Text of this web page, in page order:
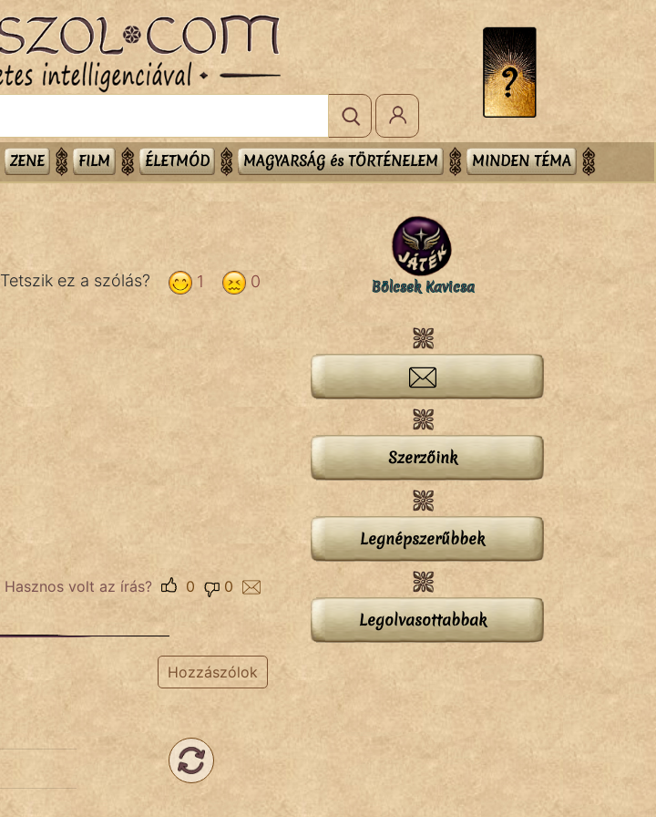
ZENE FILM ÉLETMÓD MAGYARSÁG és TÖRTÉNELEM MINDEN TÉMA
0
1
Tetszik ez a szólás?
Hasznos volt az írás? 0
0
Hozzászólok
Bölcsek Kavicsa
Szerzőink
Legnépszerűbbek
Legolvasottabbak